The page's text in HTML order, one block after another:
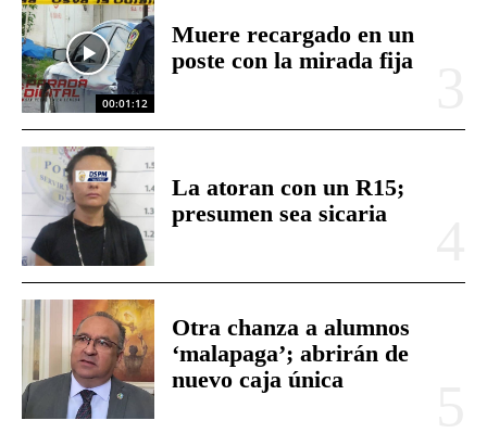
00:01:12
Muere recargado en un
poste con la mirada fija
La atoran con un R15;
presumen sea sicaria
Otra chanza a alumnos
‘malapaga’; abrirán de
nuevo caja única